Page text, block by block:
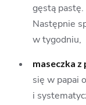
gęstą pastę.
Następnie
w tygodniu,
maseczka
się w papai
i